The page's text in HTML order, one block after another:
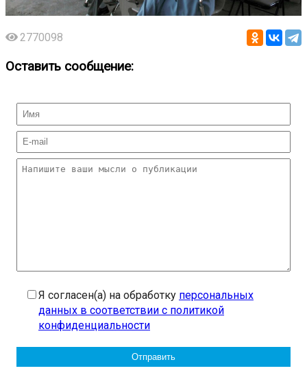
2770098
Оставить сообщение:
Я согласен(а) на обработку персональных
данных в соответствии с политикой
конфиденциальности